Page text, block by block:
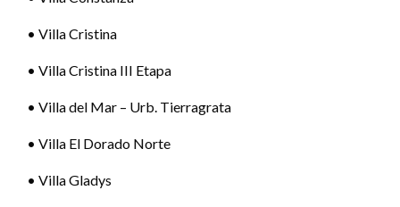
• Villa Cristina
• Villa Cristina III Etapa
• Villa del Mar – Urb. Tierragrata
• Villa El Dorado Norte
• Villa Gladys